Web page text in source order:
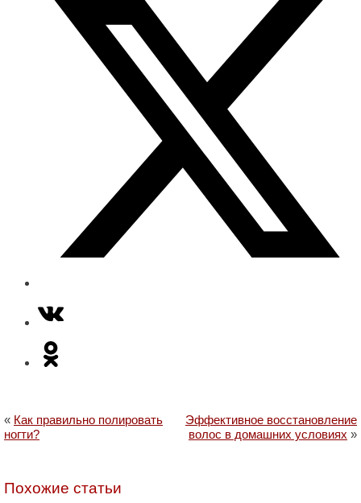
« Как правильно полировать
ногти?
Эффективное восстановление
волос в домашних условиях »
Похожие статьи